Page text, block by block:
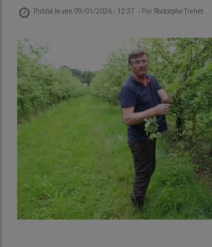
Publié leven 09/01/2026 - 12:37 - Par Rodolphe Trehet